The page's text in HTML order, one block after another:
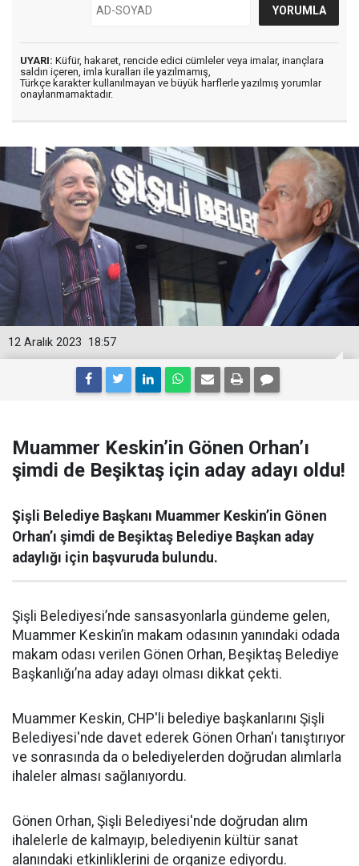
UYARI: Küfür, hakaret, rencide edici cümleler veya imalar, inançlara
saldırı içeren, imla kuralları ile yazılmamış,
Türkçe karakter kullanılmayan ve büyük harflerle yazılmış yorumlar
onaylanmamaktadır.
18:57
12 Aralık 2023
Muammer Keskin’in Gönen Orhan’ı
şimdi de Beşiktaş için aday adayı oldu!
Şişli Belediye Başkanı Muammer Keskin’in Gönen
Orhan’ı şimdi de Beşiktaş Belediye Başkan aday
adaylığı için başvuruda bulundu.
Şişli Belediyesi’nde sansasyonlarla gündeme gelen,
Muammer Keskin’in makam odasının yanındaki odada
makam odası verilen Gönen Orhan, Beşiktaş Belediye
Başkanlığı’na aday adayı olması dikkat çekti.
Muammer Keskin, CHP'li belediye başkanlarını Şişli
Belediyesi'nde davet ederek Gönen Orhan'ı tanıştırıyor
ve sonrasında da o belediyelerden doğrudan alımlarla
ihaleler alması sağlanıyordu.
Gönen Orhan, Şişli Belediyesi'nde doğrudan alım
ihalelerle de kalmayıp, belediyenin kültür sanat
alanındaki etkinliklerini de organize ediyordu.